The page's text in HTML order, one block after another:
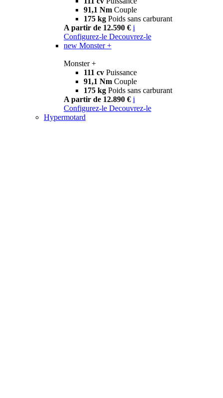
91,1 Nm Couple
175 kg Poids sans carburant
A partir de 12.590 € i
Configurez-le Decouvrez-le
new Monster +
Monster +
111 cv Puissance
91,1 Nm Couple
175 kg Poids sans carburant
A partir de 12.890 € i
Configurez-le Decouvrez-le
Hypermotard